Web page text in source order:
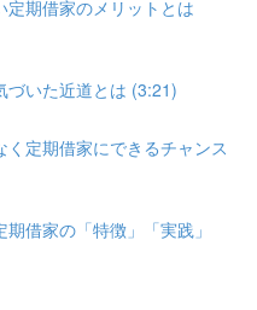
期借家のメリットとは
いた近道とは (3:21)
定期借家にできるチャンス
借家の「特徴」「実践」